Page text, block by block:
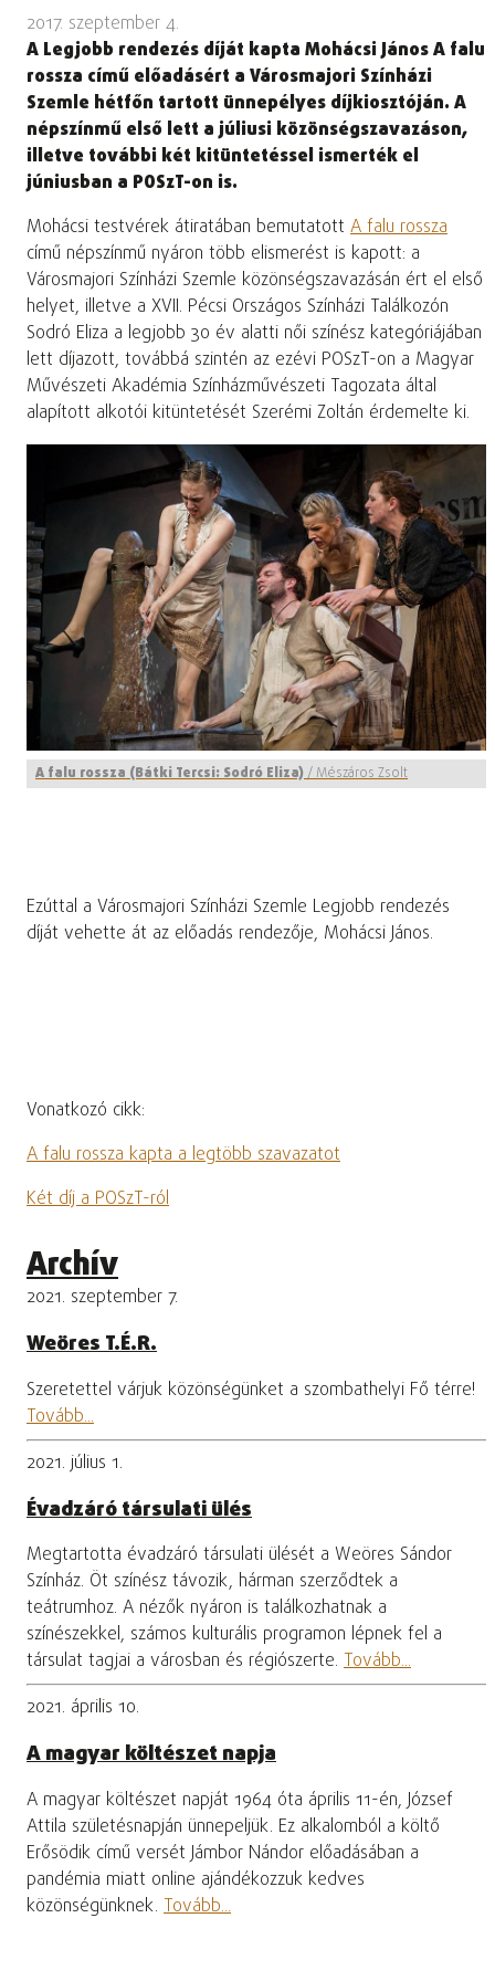
2017. szeptember 4.
A Legjobb rendezés díját kapta Mohácsi János A falu
rossza című előadásért a Városmajori Színházi
Szemle hétfőn tartott ünnepélyes díjkiosztóján. A
népszínmű első lett a júliusi közönségszavazáson,
illetve további két kitüntetéssel ismerték el
júniusban a POSzT-on is.
Mohácsi testvérek átiratában bemutatott A falu rossza
című népszínmű nyáron több elismerést is kapott: a
Városmajori Színházi Szemle közönségszavazásán ért el első
helyet, illetve a XVII. Pécsi Országos Színházi Találkozón
Sodró Eliza a legjobb 30 év alatti női színész kategóriájában
lett díjazott, továbbá szintén az ezévi POSzT-on a Magyar
Művészeti Akadémia Színházművészeti Tagozata által
alapított alkotói kitüntetését Szerémi Zoltán érdemelte ki.
A falu rossza (Bátki Tercsi: Sodró Eliza)/Mészáros Zsolt
Ezúttal a Városmajori Színházi Szemle Legjobb rendezés
díját vehette át az előadás rendezője, Mohácsi János.
Vonatkozó cikk:
A falu rossza kapta a legtöbb szavazatot
Két díj a POSzT-ról
Archív
2021. szeptember 7.
Weöres T.É.R.
Szeretettel várjuk közönségünket a szombathelyi Fő térre!
Tovább...
2021. július 1.
Évadzáró társulati ülés
Megtartotta évadzáró társulati ülését a Weöres Sándor
Színház. Öt színész távozik, hárman szerződtek a
teátrumhoz. A nézők nyáron is találkozhatnak a
színészekkel, számos kulturális programon lépnek fel a
társulat tagjai a városban és régiószerte. Tovább...
2021. április 10.
A magyar költészet napja
A magyar költészet napját 1964 óta április 11-én, József
Attila születésnapján ünnepeljük. Ez alkalomból a költő
Erősödik című versét Jámbor Nándor előadásában a
pandémia miatt online ajándékozzuk kedves
közönségünknek. Tovább...